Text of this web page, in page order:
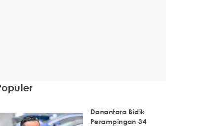
Danantara Bidik
Perampingan 34